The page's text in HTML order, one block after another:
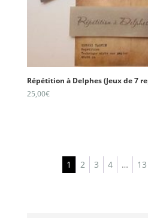
Répétition à Delphes (Jeux de 7
25,00€
1 2 3 4 … 13